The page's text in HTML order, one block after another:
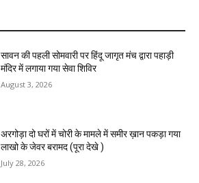
सावन की पहली सोमवारी पर हिंदू जागृत मंच द्वारा पहाड़ी
मंदिर में लगाया गया सेवा शिविर
August 3, 2026
अरगोड़ा दो घरों में चोरी के मामले में समीर ख़ान पकड़ा गया
लाखो के जेवर बरामद (पूरा देखे )
July 28, 2026